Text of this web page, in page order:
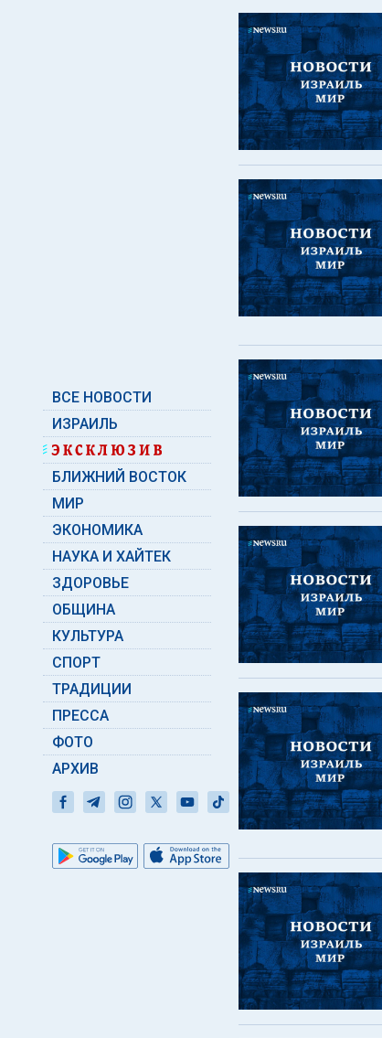
ВСЕ НОВОСТИ
ИЗРАИЛЬ
БЛИЖНИЙ ВОСТОК
МИР
ЭКОНОМИКА
НАУКА И ХАЙТЕК
ЗДОРОВЬЕ
ОБЩИНА
КУЛЬТУРА
СПОРТ
ТРАДИЦИИ
ПРЕССА
ФОТО
АРХИВ